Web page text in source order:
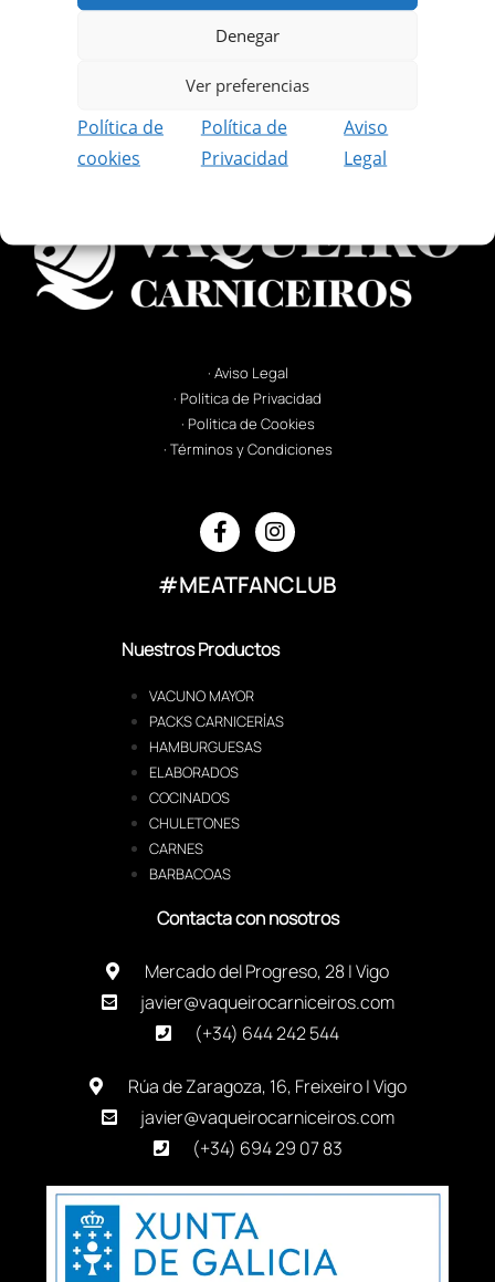
Denegar
Ver preferencias
Política de
cookies
Política de
Privacidad
Aviso
Legal
Además podrás disfrutar de contenido
reservado solo para socios.
REGISTRARME GRATIS
· Aviso Legal
· Política de Privacidad
· Política de Cookies
· Términos y Condiciones
#MEATFANCLUB
Nuestros Productos
VACUNO MAYOR
PACKS CARNICERÍAS
HAMBURGUESAS
ELABORADOS
COCINADOS
CHULETONES
CARNES
BARBACOAS
Contacta con nosotros
Mercado del Progreso, 28 | Vigo
javier@vaqueirocarniceiros.com
(+34) 644 242 544
Rúa de Zaragoza, 16, Freixeiro | Vigo
javier@vaqueirocarniceiros.com
(+34) 694 29 07 83